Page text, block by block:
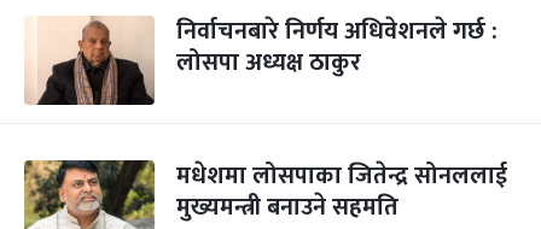
निर्वाचनबारे निर्णय अधिवेशनले गर्छ :
लोसपा अध्यक्ष ठाकुर
मधेशमा लोसपाका जितेन्द्र सोनललाई
मुख्यमन्त्री बनाउने सहमति